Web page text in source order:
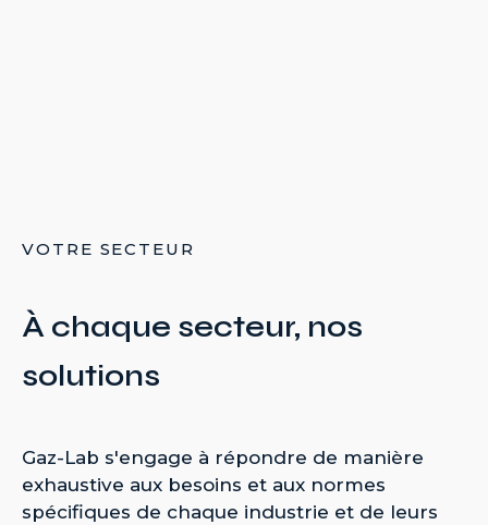
VOTRE SECTEUR
À chaque secteur, nos
solutions
Gaz-Lab s'engage à répondre de manière
exhaustive aux besoins et aux normes
spécifiques de chaque industrie et de leurs